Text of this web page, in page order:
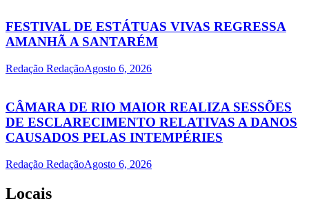
FESTIVAL DE ESTÁTUAS VIVAS REGRESSA
AMANHÃ A SANTARÉM
Redação RedaçãoAgosto 6, 2026
CÂMARA DE RIO MAIOR REALIZA SESSÕES
DE ESCLARECIMENTO RELATIVAS A DANOS
CAUSADOS PELAS INTEMPÉRIES
Redação RedaçãoAgosto 6, 2026
Locais